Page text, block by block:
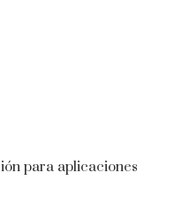
para aplicaciones